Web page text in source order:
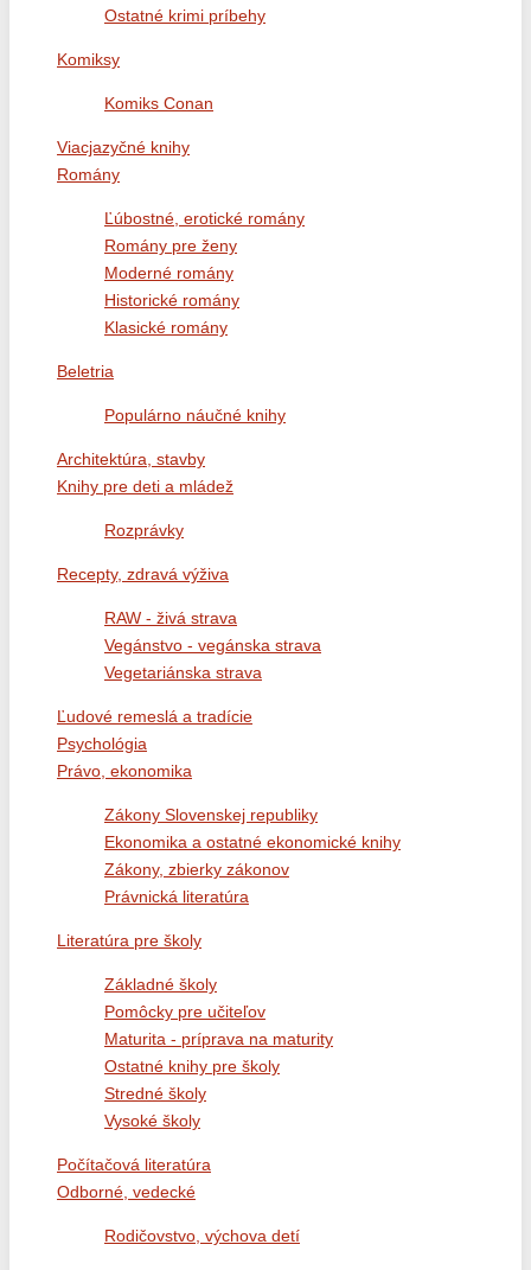
Ostatné krimi príbehy
Komiksy
Komiks Conan
Viacjazyčné knihy
Romány
Ľúbostné, erotické romány
Romány pre ženy
Moderné romány
Historické romány
Klasické romány
Beletria
Populárno náučné knihy
Architektúra, stavby
Knihy pre deti a mládež
Rozprávky
Recepty, zdravá výživa
RAW - živá strava
Vegánstvo - vegánska strava
Vegetariánska strava
Ľudové remeslá a tradície
Psychológia
Právo, ekonomika
Zákony Slovenskej republiky
Ekonomika a ostatné ekonomické knihy
Zákony, zbierky zákonov
Právnická literatúra
Literatúra pre školy
Základné školy
Pomôcky pre učiteľov
Maturita - príprava na maturity
Ostatné knihy pre školy
Stredné školy
Vysoké školy
Počítačová literatúra
Odborné, vedecké
Rodičovstvo, výchova detí